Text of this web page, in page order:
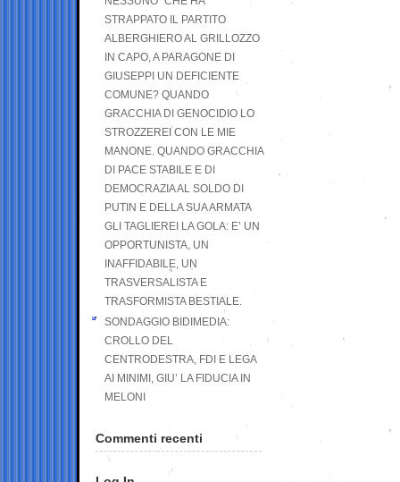
STRAPPATO IL PARTITO
ALBERGHIERO AL GRILLOZZO
IN CAPO, A PARAGONE DI
GIUSEPPI UN DEFICIENTE
COMUNE? QUANDO
GRACCHIA DI GENOCIDIO LO
STROZZEREI CON LE MIE
MANONE. QUANDO GRACCHIA
DI PACE STABILE E DI
DEMOCRAZIA AL SOLDO DI
PUTIN E DELLA SUA ARMATA
GLI TAGLIEREI LA GOLA: E’ UN
OPPORTUNISTA, UN
INAFFIDABILE, UN
TRASVERSALISTA E
TRASFORMISTA BESTIALE.
SONDAGGIO BIDIMEDIA:
CROLLO DEL
CENTRODESTRA, FDI E LEGA
AI MINIMI, GIU’ LA FIDUCIA IN
MELONI
Commenti recenti